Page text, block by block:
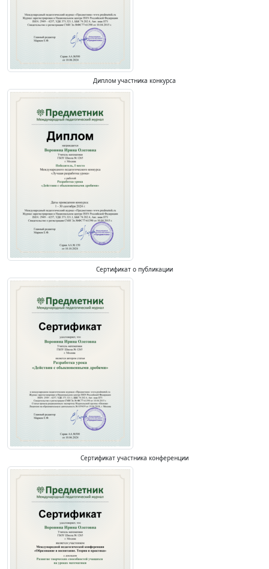
Диплом участника конкурса
Сертификат о публикации
Сертификат участника конференции